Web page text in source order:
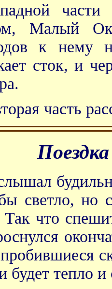
части
Малый
к нему
сток, и
часть
светло, но
что
будет тепло и